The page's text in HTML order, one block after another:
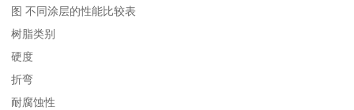
图 不同涂层的性能比较表
树脂类别
硬度
折弯
耐腐蚀性